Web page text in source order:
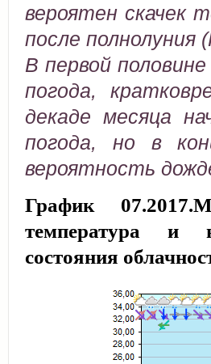
вероятен скачек
после полнолуния
В первой
погода,
декаде месяца
погода, но в
вероятность
График
температура и
состояния